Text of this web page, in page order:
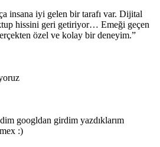
insana iyi gelen bir tarafı var. Dijital
hissini geri getiriyor… Emeği geçen
özel ve kolay bir deneyim.”
googldan girdim yazdıklarım
:)